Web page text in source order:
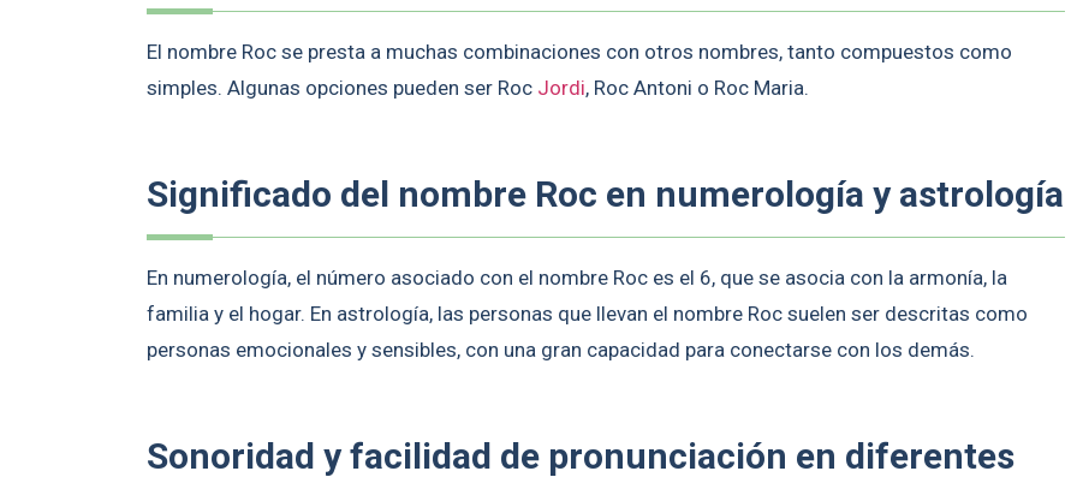
El nombre Roc se presta a muchas combinaciones con otros nombres, tanto compuestos como
simples. Algunas opciones pueden ser Roc Jordi, Roc Antoni o Roc Maria.
Significado del nombre Roc en numerología y astrología
En numerología, el número asociado con el nombre Roc es el 6, que se asocia con la armonía, la
familia y el hogar. En astrología, las personas que llevan el nombre Roc suelen ser descritas como
personas emocionales y sensibles, con una gran capacidad para conectarse con los demás.
Sonoridad y facilidad de pronunciación en diferentes